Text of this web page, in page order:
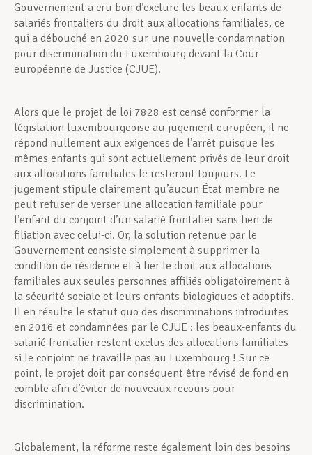
Gouvernement a cru bon d’exclure les beaux-enfants de
salariés frontaliers du droit aux allocations familiales, ce
qui a débouché en 2020 sur une nouvelle condamnation
pour discrimination du Luxembourg devant la Cour
européenne de Justice (CJUE).
Alors que le projet de loi 7828 est censé conformer la
législation luxembourgeoise au jugement européen, il ne
répond nullement aux exigences de l’arrêt puisque les
mêmes enfants qui sont actuellement privés de leur droit
aux allocations familiales le resteront toujours. Le
jugement stipule clairement qu’aucun État membre ne
peut refuser de verser une allocation familiale pour
l’enfant du conjoint d’un salarié frontalier sans lien de
filiation avec celui-ci. Or, la solution retenue par le
Gouvernement consiste simplement à supprimer la
condition de résidence et à lier le droit aux allocations
familiales aux seules personnes affiliés obligatoirement à
la sécurité sociale et leurs enfants biologiques et adoptifs.
Il en résulte le statut quo des discriminations introduites
en 2016 et condamnées par le CJUE : les beaux-enfants du
salarié frontalier restent exclus des allocations familiales
si le conjoint ne travaille pas au Luxembourg ! Sur ce
point, le projet doit par conséquent être révisé de fond en
comble afin d’éviter de nouveaux recours pour
discrimination.
Globalement, la réforme reste également loin des besoins